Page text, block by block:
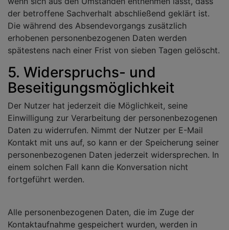
der betroffene Sachverhalt abschließend geklärt ist.
Die während des Absendevorgangs zusätzlich
erhobenen personenbezogenen Daten werden
spätestens nach einer Frist von sieben Tagen gelöscht.
5. Widerspruchs- und
Beseitigungsmöglichkeit
Der Nutzer hat jederzeit die Möglichkeit, seine
Einwilligung zur Verarbeitung der personenbezogenen
Daten zu widerrufen. Nimmt der Nutzer per E-Mail
Kontakt mit uns auf, so kann er der Speicherung seiner
personenbezogenen Daten jederzeit widersprechen. In
einem solchen Fall kann die Konversation nicht
fortgeführt werden.
Alle personenbezogenen Daten, die im Zuge der
Kontaktaufnahme gespeichert wurden, werden in